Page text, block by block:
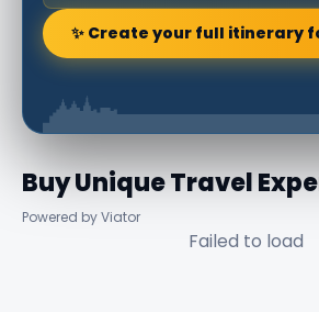
✨ Create your full itinerary
Buy Unique Travel
Powered by Viator
Failed to load